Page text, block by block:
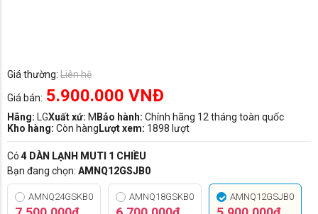
Giá thường: Liên hệ
Giá bán: 5.900.000 VNĐ
Hãng: LGXuất xứ: M Bảo hành: Chính hãng 12 tháng toàn quốc
Kho hàng: Còn hàng Lượt xem: 1898 lượt
Có 4 DÀN LẠNH MUTI 1 CHIỀU
Bạn đang chọn: AMNQ12GSJB0
AMNQ24GSKB0 AMNQ18GSKB0 AMNQ12GSJB0